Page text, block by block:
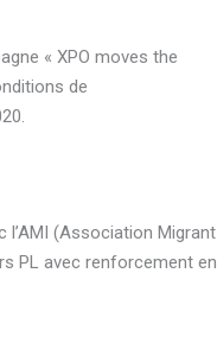
« XPO moves the
de
l’AMI (Association Migrant
PL avec renforcement en